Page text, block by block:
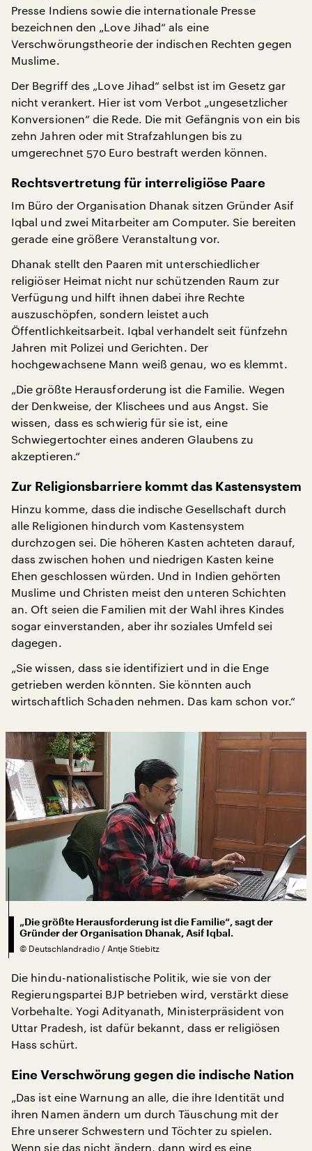
Presse Indiens sowie die internationale Presse
bezeichnen den „Love Jihad“ als eine
Verschwörungstheorie der indischen Rechten gegen
Muslime.
Der Begriff des „Love Jihad“ selbst ist im Gesetz gar
nicht verankert. Hier ist vom Verbot „ungesetzlicher
Konversionen“ die Rede. Die mit Gefängnis von ein bis
zehn Jahren oder mit Strafzahlungen bis zu
umgerechnet 570 Euro bestraft werden können.
Rechtsvertretung für interreligiöse Paare
Im Büro der Organisation Dhanak sitzen Gründer Asif
Iqbal und zwei Mitarbeiter am Computer. Sie bereiten
gerade eine größere Veranstaltung vor.
Dhanak stellt den Paaren mit unterschiedlicher
religiöser Heimat nicht nur schützenden Raum zur
Verfügung und hilft ihnen dabei ihre Rechte
auszuschöpfen, sondern leistet auch
Öffentlichkeitsarbeit. Iqbal verhandelt seit fünfzehn
Jahren mit Polizei und Gerichten. Der
hochgewachsene Mann weiß genau, wo es klemmt.
„Die größte Herausforderung ist die Familie. Wegen
der Denkweise, der Klischees und aus Angst. Sie
wissen, dass es schwierig für sie ist, eine
Schwiegertochter eines anderen Glaubens zu
akzeptieren.“
Zur Religionsbarriere kommt das Kastensystem
Hinzu komme, dass die indische Gesellschaft durch
alle Religionen hindurch vom Kastensystem
durchzogen sei. Die höheren Kasten achteten darauf,
dass zwischen hohen und niedrigen Kasten keine
Ehen geschlossen würden. Und in Indien gehörten
Muslime und Christen meist den unteren Schichten
an. Oft seien die Familien mit der Wahl ihres Kindes
sogar einverstanden, aber ihr soziales Umfeld sei
dagegen.
„Sie wissen, dass sie identifiziert und in die Enge
getrieben werden könnten. Sie könnten auch
wirtschaftlich Schaden nehmen. Das kam schon vor.“
„Die größte Herausforderung ist die Familie“, sagt der
Gründer der Organisation Dhanak, Asif Iqbal.
© Deutschlandradio / Antje Stiebitz
Die hindu-nationalistische Politik, wie sie von der
Regierungspartei BJP betrieben wird, verstärkt diese
Vorbehalte. Yogi Adityanath, Ministerpräsident von
Uttar Pradesh, ist dafür bekannt, dass er religiösen
Hass schürt.
Eine Verschwörung gegen die indische Nation
„Das ist eine Warnung an alle, die ihre Identität und
ihren Namen ändern um durch Täuschung mit der
Ehre unserer Schwestern und Töchter zu spielen.
Wenn sie das nicht ändern, dann wird es eine